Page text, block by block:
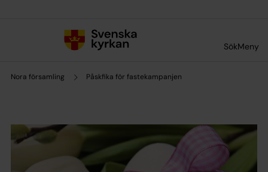
SökMeny
Nora församling Påskfika för fastekampanjen